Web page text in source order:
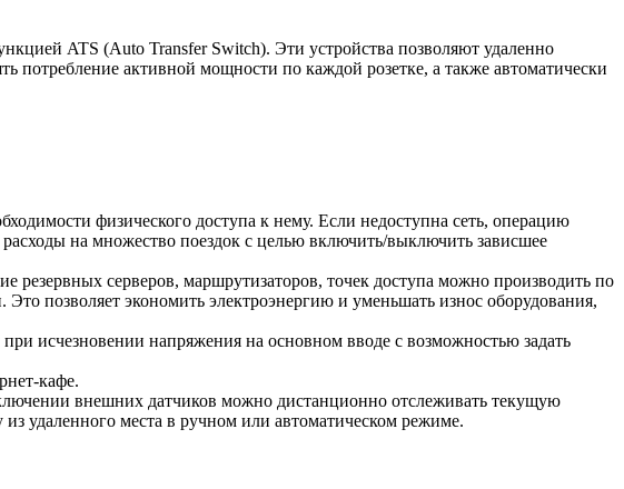
ATS (Auto Transfer Switch). Эти устройства позволяют удаленно
потребление активной мощности по каждой розетке, а также автоматически
физического доступа к нему. Если недоступна сеть, операцию
на множество поездок с целью включить/выключить зависшее
серверов, маршрутизаторов, точек доступа можно производить по
позволяет экономить электроэнергию и уменьшать износ оборудования,
исчезновении напряжения на основном вводе с возможностью задать
кафе.
внешних датчиков можно дистанционно отслеживать текущую
удаленного места в ручном или автоматическом режиме.